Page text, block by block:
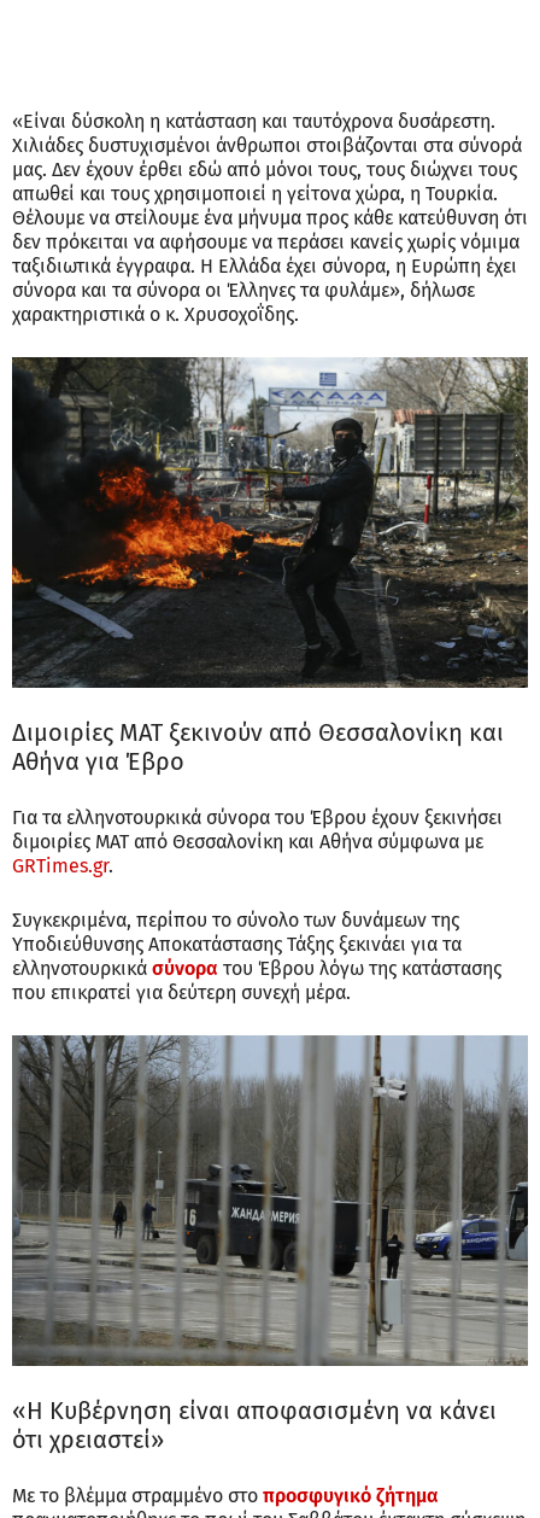
«Είναι δύσκολη η κατάσταση και ταυτόχρονα δυσάρεστη.
Χιλιάδες δυστυχισμένοι άνθρωποι στοιβάζονται στα σύνορά
μας. Δεν έχουν έρθει εδώ από μόνοι τους, τους διώχνει τους
απωθεί και τους χρησιμοποιεί η γείτονα χώρα, η Τουρκία.
Θέλουμε να στείλουμε ένα μήνυμα προς κάθε κατεύθυνση ότι
δεν πρόκειται να αφήσουμε να περάσει κανείς χωρίς νόμιμα
ταξιδιωτικά έγγραφα. Η Ελλάδα έχει σύνορα, η Ευρώπη έχει
σύνορα και τα σύνορα οι Έλληνες τα φυλάμε», δήλωσε
χαρακτηριστικά ο κ. Χρυσοχοΐδης.
Διμοιρίες ΜΑΤ ξεκινούν από Θεσσαλονίκη και
Αθήνα για Έβρο
Για τα ελληνοτουρκικά σύνορα του Έβρου έχουν ξεκινήσει
διμοιρίες ΜΑΤ από Θεσσαλονίκη και Αθήνα σύμφωνα με
GRTimes.gr.
Συγκεκριμένα, περίπου το σύνολο των δυνάμεων της
Υποδιεύθυνσης Αποκατάστασης Τάξης ξεκινάει για τα
ελληνοτουρκικά σύνορα του Έβρου λόγω της κατάστασης
που επικρατεί για δεύτερη συνεχή μέρα.
«Η Κυβέρνηση είναι αποφασισμένη να κάνει
ότι χρειαστεί»
Με το βλέμμα στραμμένο στο προσφυγικό ζήτημα